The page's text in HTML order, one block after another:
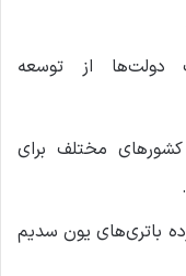
از توسعه
مختلف برای
باتری‌های یون سدیم